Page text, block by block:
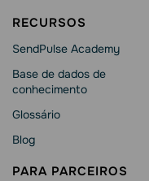
RECURSOS
SendPulse Academy
Base de dados de
conhecimento
Glossário
Blog
PARA PARCEIROS